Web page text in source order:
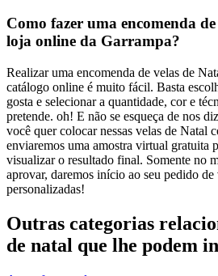
Como fazer uma encomenda
loja online da Garrampa?
Realizar uma encomenda de velas de
catálogo online é muito fácil. Basta
gosta e selecionar a quantidade, cor e
pretende. oh! E não se esqueça de nos
você quer colocar nessas velas de Natal
enviaremos uma amostra virtual gratuita
visualizar o resultado final. Somente no
aprovar, daremos início ao seu pedido de
personalizadas!
Outras categorias
de natal que lhe podem